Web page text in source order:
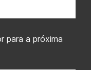
para a próxima